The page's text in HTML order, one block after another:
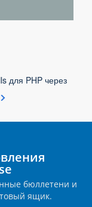
для PHP через
бюллетени и
ящик.